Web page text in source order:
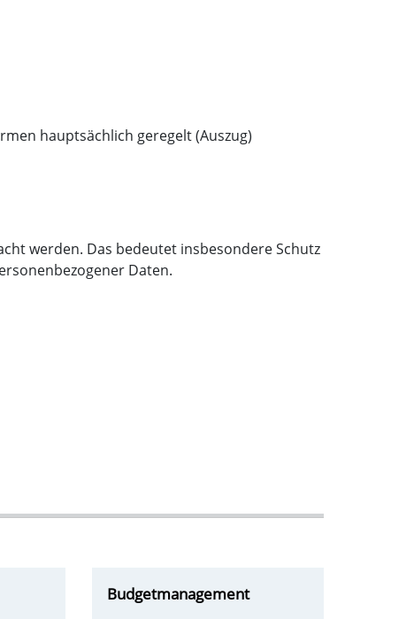
hauptsächlich geregelt (Auszug)
werden. Das bedeutet insbesondere Schutz
Daten.
Budgetmanagement